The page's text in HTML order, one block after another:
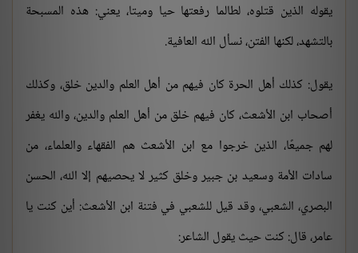
يقوله الذين قتلوه، لطالما رفعتها حيا وميتا، يعني: هذه المسبحة
بالتشهد، لكنها الفتن، نسأل الله العافية.
يقول: كذلك أهل الحرة كان فيهم من أهل العلم والدين خلق، وكذلك
أصحاب ابن الأشعث، كان فيهم خلق من أهل العلم والدين، والله يغفر
لهم جميعًا، الذين خرجوا مع ابن الأشعث هم الفقهاء والعلماء، من
سادات الأمة وسعيد بن جبير وخلق كثير لا يحصيهم إلا الله، الحسن
البصري، الشعبي، وقد قيل للشعبي في فتنة ابن الأشعث: أين كنت يا
عامر، قال: كنت حيث يقول الشاعر: